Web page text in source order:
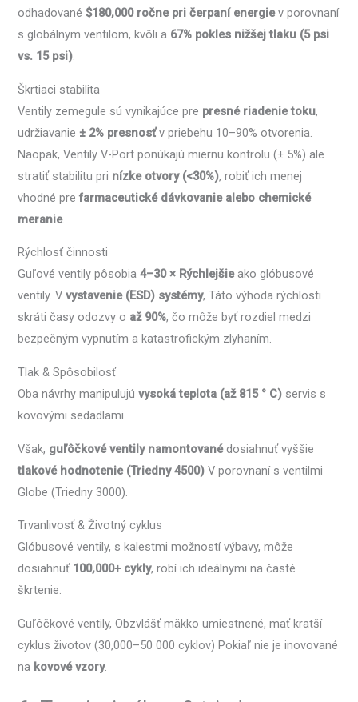
odhadované$180,000 ročne pri čerpaní energiev porovnaní
s globálnym ventilom, kvôli a 67% pokles nižšej tlaku (5 psi
vs. 15 psi).
Škrtiaci stabilita
Ventily zemegule sú vynikajúce pre presné riadenie toku,
udržiavanie± 2% presnosťv priebehu 10–90% otvorenia.
Naopak, Ventily V-Port ponúkajú miernu kontrolu (± 5%) ale
stratiť stabilitu pri nízke otvory (<30%), robiť ich menej
vhodné prefarmaceutické dávkovanie alebo chemické
meranie.
Rýchlosť činnosti
Guľové ventily pôsobia4–30 × Rýchlejšieako glóbusové
ventily. Vvystavenie (ESD) systémy, Táto výhoda rýchlosti
skráti časy odozvy o až 90%, čo môže byť rozdiel medzi
bezpečným vypnutím a katastrofickým zlyhaním.
Tlak & Spôsobilosť
Oba návrhy manipulujúvysoká teplota (až 815 ° C) servis s
kovovými sedadlami.
Však, guľôčkové ventily namontovanédosiahnuť vyššie
tlakové hodnotenie (Triedny 4500) V porovnaní s ventilmi
Globe (Triedny 3000).
Trvanlivosť & Životný cyklus
Glóbusové ventily, s kalestmi možností výbavy, môže
dosiahnuť 100,000+ cykly, robí ich ideálnymi na časté
škrtenie.
Guľôčkové ventily, Obzvlášť mäkko umiestnené, mať kratší
cyklus životov (30,000–50 000 cyklov) Pokiaľ nie je inovované
na kovové vzory.